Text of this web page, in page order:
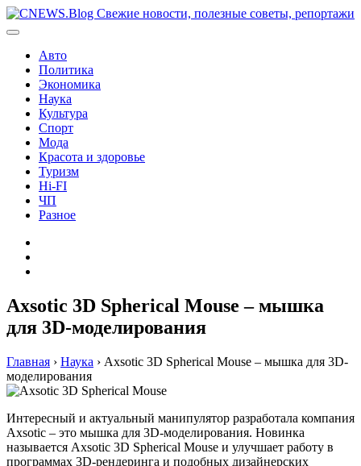
Перейти
к
Авто
Политика
Экономика
Наука
Культура
Спорт
Мода
Красота и здоровье
Туризм
Hi-FI
ЧП
Разное
Axsotic 3D Spherical Mouse – мышка
для 3D-моделирования
Главная › Наука › Axsotic 3D Spherical Mouse – мышка для 3D-
моделирования
Интересный и актуальный манипулятор разработала компания
Axsotic – это мышка для 3D-моделирования. Новинка
называется Axsotic 3D Spherical Mouse и улучшает работу в
программах 3D-рендеринга и подобных дизайнерских